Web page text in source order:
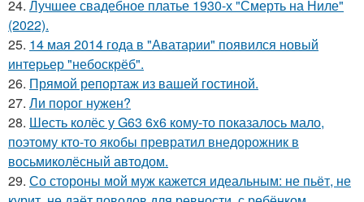
24. Лучшее свадебное платье 1930-х "Смерть на Ниле"
(2022).
25. 14 мая 2014 года в "Аватарии" появился новый
интерьер "небоскрёб".
26. Прямой репортаж из вашей гостиной.
27. Ли порог нужен?
28. Шесть колёс у G63 6x6 кому-то показалось мало,
поэтому кто-то якобы превратил внедорожник в
восьмиколёсный автодом.
29. Со стороны мой муж кажется идеальным: не пьёт, не